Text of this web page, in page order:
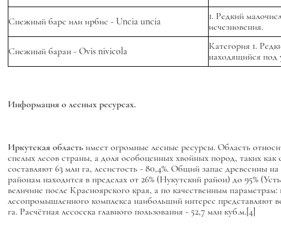
Снежный барс или ирбис - Uncia uncia
1. Редкий
исчезновения.
Снежный баран - Ovis nivicola
Категория 1.
находящийся под
Информация о лесных ресурсах.
Иркутская область имеет огромные лесные ресурсы. Область
спелых лесов страны, а доля особоценных хвойных пород, таких
составляют 63 млн га, лесистость - 80,4%. Общий запас древесины
районам находится в пределах от 26% (Нукутский район) до 95%
величине после Красноярского края, а по качественным
лесопромышленного комплекса наибольший интерес представляют
га. Расчётная лесосека главного пользования - 52,7 млн куб.м.[4]